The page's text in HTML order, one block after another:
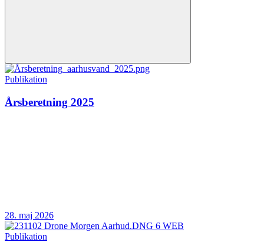
Publikation
Årsberetning 2025
28. maj 2026
Publikation